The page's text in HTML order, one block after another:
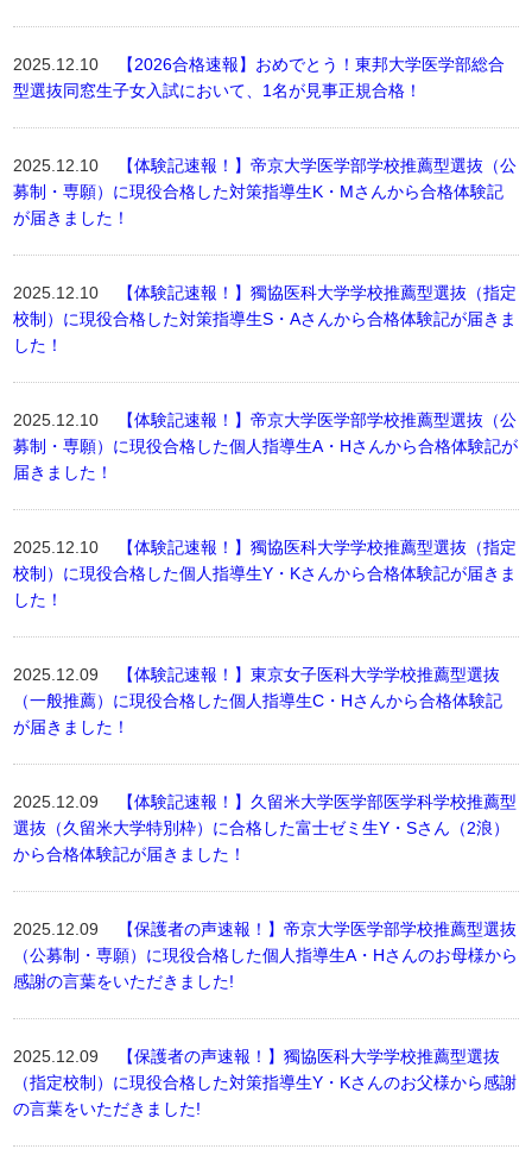
2025.12.10
【2026合格速報】おめでとう！東邦大学医学部総合
型選抜同窓生子女入試において、1名が見事正規合格！
2025.12.10
【体験記速報！】帝京大学医学部学校推薦型選抜（公
募制・専願）に現役合格した対策指導生K・Mさんから合格体験記
が届きました！
2025.12.10
【体験記速報！】獨協医科大学学校推薦型選抜（指定
校制）に現役合格した対策指導生S・Aさんから合格体験記が届きま
した！
2025.12.10
【体験記速報！】帝京大学医学部学校推薦型選抜（公
募制・専願）に現役合格した個人指導生A・Hさんから合格体験記が
届きました！
2025.12.10
【体験記速報！】獨協医科大学学校推薦型選抜（指定
校制）に現役合格した個人指導生Y・Kさんから合格体験記が届きま
した！
2025.12.09
【体験記速報！】東京女子医科大学学校推薦型選抜
（一般推薦）に現役合格した個人指導生C・Hさんから合格体験記
が届きました！
2025.12.09
【体験記速報！】久留米大学医学部医学科学校推薦型
選抜（久留米大学特別枠）に合格した富士ゼミ生Y・Sさん（2浪）
から合格体験記が届きました！
2025.12.09
【保護者の声速報！】帝京大学医学部学校推薦型選抜
（公募制・専願）に現役合格した個人指導生A・Hさんのお母様から
感謝の言葉をいただきました!
2025.12.09
【保護者の声速報！】獨協医科大学学校推薦型選抜
（指定校制）に現役合格した対策指導生Y・Kさんのお父様から感謝
の言葉をいただきました!